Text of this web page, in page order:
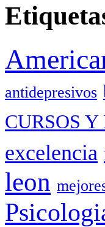
antidepresivos
CURSOS
excelencia
leon